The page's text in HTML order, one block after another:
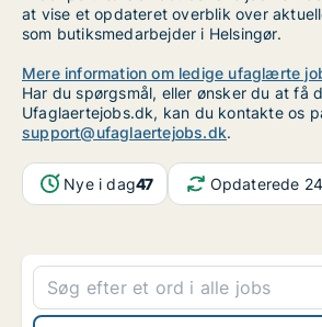
at vise et opdateret overblik over
som butiksmedarbejder i Helsingør.
Mere information om ledige ufaglærte
Har du spørgsmål, eller ønsker du at få
Ufaglaertejobs.dk, kan du kontakte os
support@ufaglaertejobs.dk.
Nye i dag47 Opdaterede